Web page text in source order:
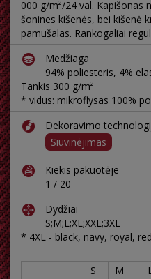
000 g/m²/24 val. Kapišonas
šonines kišenės, bei kišenė
pamušalas. Rankogaliai
Medžiaga
94% poliesteris, 4%
Tankis 300 g/m²
* vidus: mikroflysas 100%
Dekoravimo
Siuvinėjimas
Kiekis pakuotėje
1 / 20
Dydžiai
S;M;L;XL;XXL;3XL
* 4XL - black, navy, royal, red
S M L